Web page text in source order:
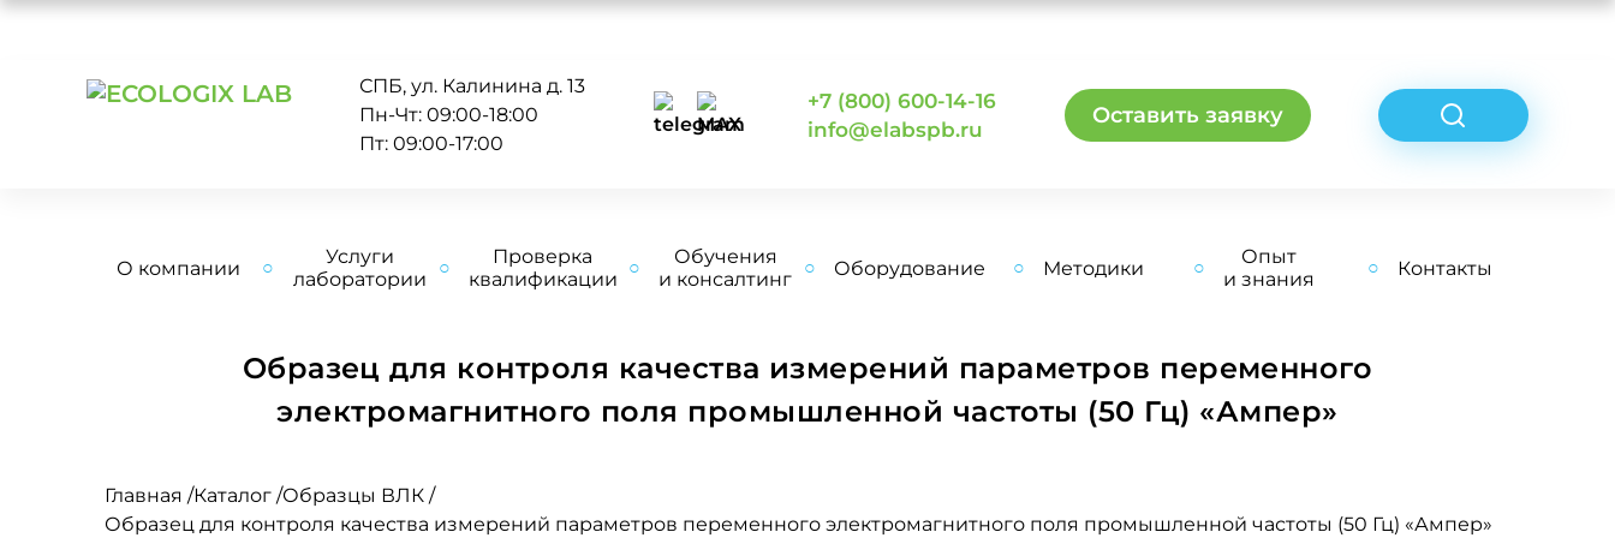
СПБ, ул. Калинина д. 13
Пн-Чт: 09:00-18:00
Пт: 09:00-17:00
+7 (800) 600-14-16
info@elabspb.ru
Оставить заявку
О компании
Услуги
лаборатории
Проверка
квалификации
Обучения
и консалтинг
Оборудование Методики
Опыт
и знания
Контакты
Образец для контроля качества измерений параметров переменного
электромагнитного поля промышленной частоты (50 Гц) «Ампер»
Главная /Каталог /Образцы ВЛК /
Образец для контроля качества измерений параметров переменного электромагнитного поля промышленной частоты (50 Гц) «Ампер»